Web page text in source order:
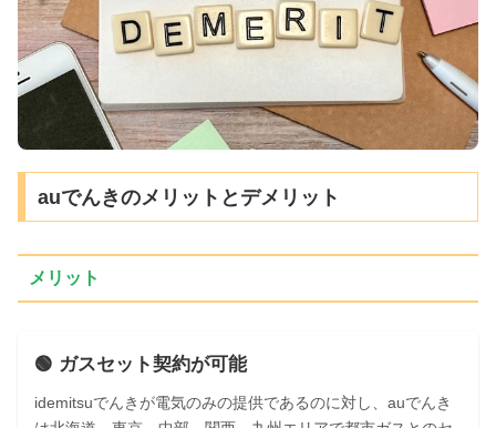
auでんきのメリットとデメリット
メリット
🟢 ガスセット契約が可能
idemitsuでんきが電気のみの提供であるのに対し、auでんき